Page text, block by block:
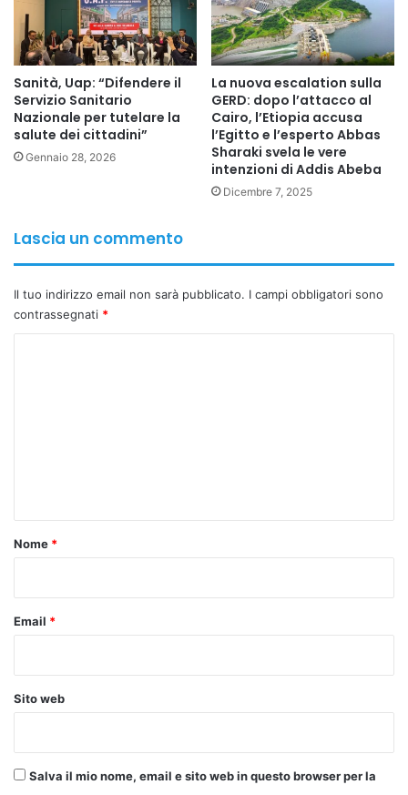
affermando i continui sforzi politici e diplomatici del suo
Paese volti a sostenere la stabilità regionale e a
collaborare con i partner, primo tra tutti l’Egitto, per
costruire un futuro più sicuro ed equilibrato per l’intera
regione.
Sanità, Uap: “Difendere il
Servizio Sanitario
Nazionale per tutelare la
salute dei cittadini”
Gennaio 28, 2026
La nuova escalation sulla
GERD: dopo l’attacco al
Cairo, l’Etiopia accusa
l’Egitto e l’esperto Abbas
Sharaki svela le vere
intenzioni di Addis Abeba
Dicembre 7, 2025
Lascia un commento
Il tuo indirizzo email non sarà pubblicato. I campi obbligatori sono
contrassegnati *
o
Nome *
Email *
Sito web
Salva il mio nome, email e sito web in questo browser per la